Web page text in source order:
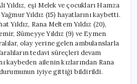
Yıldız, eşi Melek ve çocukları Hamza
Yıldız (15) hayatlarını kaybetti.
Yıldız, Rana Meltem Yıldız (20),
Sümeyye Yıldız (9) ve Eymen
olay yerine gelen ambulanslarla
tedavi süreçleri devam
kaybeden ailenin kızlarından Rana
durumunun iyiye gittiği bildirildi.